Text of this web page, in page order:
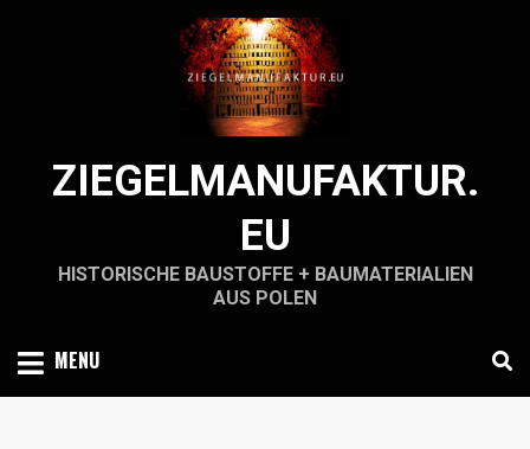
ZIEGELMANUFAKTUR.
EU
HISTORISCHE BAUSTOFFE + BAUMATERIALIEN
AUS POLEN
MENU